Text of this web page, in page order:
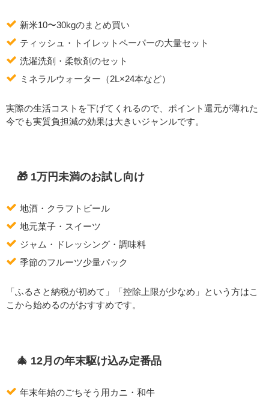
新米10〜30kgのまとめ買い
ティッシュ・トイレットペーパーの大量セット
洗濯洗剤・柔軟剤のセット
ミネラルウォーター（2L×24本など）
実際の生活コストを下げてくれるので、ポイント還元が薄れた
今でも実質負担減の効果は大きいジャンルです。
🎁 1万円未満のお試し向け
地酒・クラフトビール
地元菓子・スイーツ
ジャム・ドレッシング・調味料
季節のフルーツ少量パック
「ふるさと納税が初めて」「控除上限が少なめ」という方はこ
こから始めるのがおすすめです。
🎄 12月の年末駆け込み定番品
年末年始のごちそう用カニ・和牛